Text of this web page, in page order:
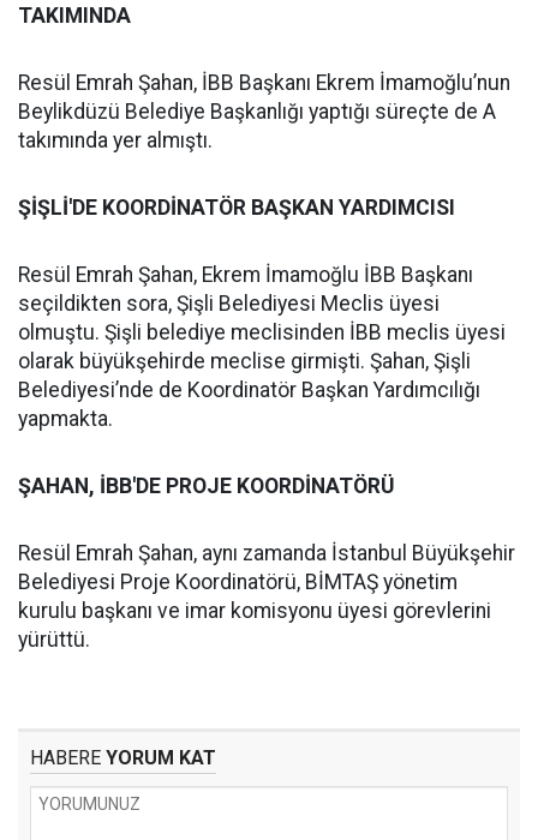
TAKIMINDA
Resül Emrah Şahan, İBB Başkanı Ekrem İmamoğlu’nun
Beylikdüzü Belediye Başkanlığı yaptığı süreçte de A
takımında yer almıştı.
ŞİŞLİ'DE KOORDİNATÖR BAŞKAN YARDIMCISI
Resül Emrah Şahan, Ekrem İmamoğlu İBB Başkanı
seçildikten sora, Şişli Belediyesi Meclis üyesi
olmuştu. Şişli belediye meclisinden İBB meclis üyesi
olarak büyükşehirde meclise girmişti. Şahan, Şişli
Belediyesi’nde de Koordinatör Başkan Yardımcılığı
yapmakta.
ŞAHAN, İBB'DE PROJE KOORDİNATÖRÜ
Resül Emrah Şahan, aynı zamanda İstanbul Büyükşehir
Belediyesi Proje Koordinatörü, BİMTAŞ yönetim
kurulu başkanı ve imar komisyonu üyesi görevlerini
yürüttü.
HABERE YORUM KAT